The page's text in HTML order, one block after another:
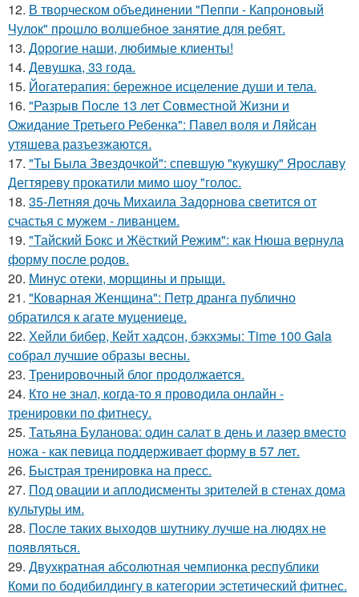
12. В творческом объединении "Пеппи - Капроновый
Чулок" прошло волшебное занятие для ребят.
13. Дорогие наши, любимые клиенты!
14. Девушка, 33 года.
15. Йогатерапия: бережное исцеление души и тела.
16. "Разрыв После 13 лет Совместной Жизни и
Ожидание Третьего Ребенка": Павел воля и Ляйсан
утяшева разъезжаются.
17. "Ты Была Звездочкой": спевшую "кукушку" Ярославу
Дегтяреву прокатили мимо шоу "голос.
18. 35-Летняя дочь Михаила Задорнова светится от
счастья с мужем - ливанцем.
19. "Тайский Бокс и Жёсткий Режим": как Нюша вернула
форму после родов.
20. Минус отеки, морщины и прыщи.
21. "Коварная Женщина": Петр дранга публично
обратился к агате муцениеце.
22. Хейли бибер, Кейт хадсон, бэкхэмы: Time 100 Gala
собрал лучшие образы весны.
23. Тренировочный блог продолжается.
24. Кто не знал, когда-то я проводила онлайн -
тренировки по фитнесу.
25. Татьяна Буланова: один салат в день и лазер вместо
ножа - как певица поддерживает форму в 57 лет.
26. Быстрая тренировка на пресс.
27. Под овации и аплодисменты зрителей в стенах дома
культуры им.
28. После таких выходов шутнику лучше на людях не
появляться.
29. Двухкратная абсолютная чемпионка республики
Коми по бодибилдингу в категории эстетический фитнес.